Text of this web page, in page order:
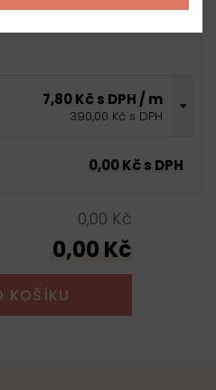
7,80 Kč s DPH / m
390,00 Kč s DPH
0,00 Kč s DPH
0,00 Kč
0,00 Kč
KOŠÍKU